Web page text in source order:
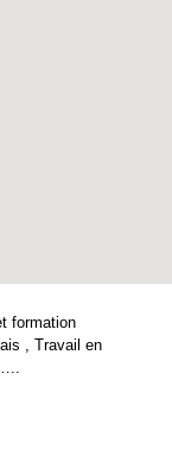
formation
, Travail en